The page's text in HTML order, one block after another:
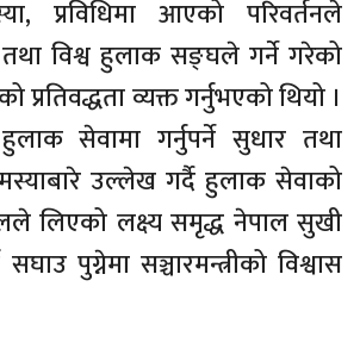
प्रविधिमा आएको परिवर्तनले
विश्व हुलाक सङ्घले गर्ने गरेको
प्रतिवद्धता व्यक्त गर्नुभएको थियो ।
सेवामा गर्नुपर्ने सुधार तथा
उल्लेख गर्दै हुलाक सेवाको
लिएको लक्ष्य समृद्ध नेपाल सुखी
सघाउ पुग्नेमा सञ्चारमन्त्रीको विश्वास